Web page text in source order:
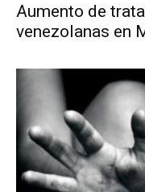
Aumento de
venezolanas en